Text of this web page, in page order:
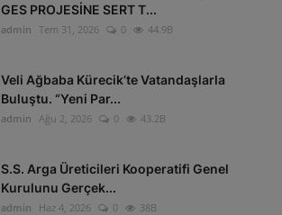
GES PROJESİNE SERT T...
admin Tem 31, 2026 0 44.9B
Veli Ağbaba Kürecik’te Vatandaşlarla
Buluştu. “Yeni Par...
admin Ağu 2, 2026 0 43.2B
S.S. Arga Üreticileri Kooperatifi Genel
Kurulunu Gerçek...
admin Haz 4, 2026 0 38B